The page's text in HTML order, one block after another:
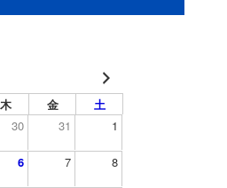
木 金
土
30 31 1
6 7 8